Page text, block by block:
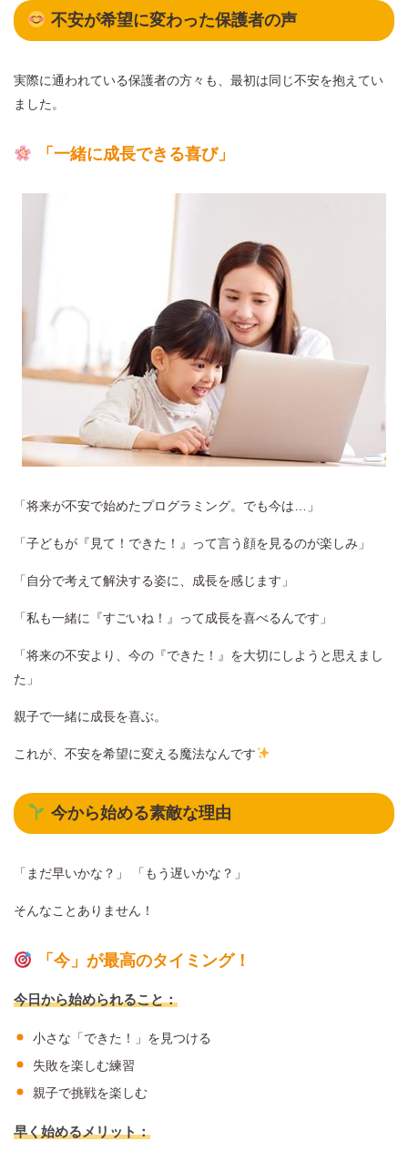
不安が希望に変わった保護者の声
実際に通われている保護者の方々も、最初は同じ不安を抱えてい
ました。
「一緒に成長できる喜び」
「将来が不安で始めたプログラミング。でも今は…」
「子どもが『見て！できた！』って言う顔を見るのが楽しみ」
「自分で考えて解決する姿に、成長を感じます」
「私も一緒に『すごいね！』って成長を喜べるんです」
「将来の不安より、今の『できた！』を大切にしようと思えまし
た」
親子で一緒に成長を喜ぶ。
これが、不安を希望に変える魔法なんです
今から始める素敵な理由
「まだ早いかな？」 「もう遅いかな？」
そんなことありません！
「今」が最高のタイミング！
今日から始められること：
小さな「できた！」を見つける
失敗を楽しむ練習
親子で挑戦を楽しむ
早く始めるメリット：